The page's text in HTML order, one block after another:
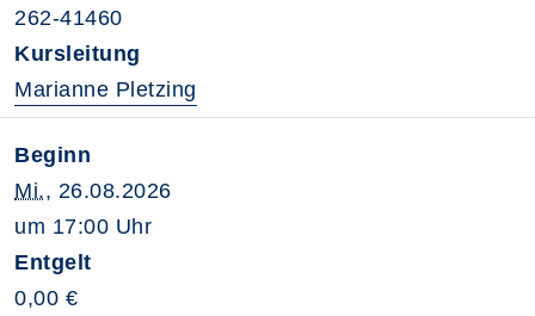
262-41460
Kursleitung
Marianne Pletzing
Beginn
Mi., 26.08.2026
um 17:00 Uhr
Entgelt
0,00 €